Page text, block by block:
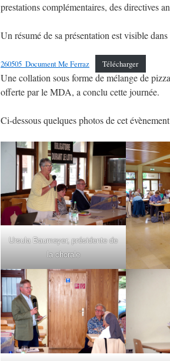
prestations complémentaires, des directives
Un résumé de sa présentation est visible
260505_Document Me Ferraz Télécharger
Une collation sous forme de mélange de
offerte par le MDA, a conclu cette journée.
Ci-dessous quelques photos de cet
Ursula Baumeyer, présidente de
la chorale